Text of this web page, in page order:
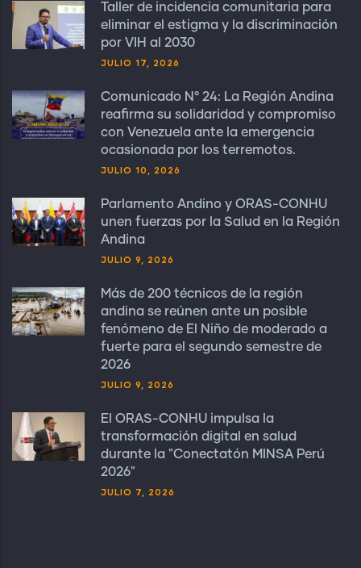
Taller de incidencia comunitaria para
eliminar el estigma y la discriminación
por VIH al 2030
JULIO 17, 2026
Comunicado N° 24: La Región Andina
reafirma su solidaridad y compromiso
con Venezuela ante la emergencia
ocasionada por los terremotos.
JULIO 10, 2026
Parlamento Andino y ORAS-CONHU
unen fuerzas por la Salud en la Región
Andina
JULIO 9, 2026
Más de 200 técnicos de la región
andina se reúnen ante un posible
fenómeno de El Niño de moderado a
fuerte para el segundo semestre de
2026
JULIO 9, 2026
El ORAS-CONHU impulsa la
transformación digital en salud
durante la "Conectatón MINSA Perú
2026"
JULIO 7, 2026